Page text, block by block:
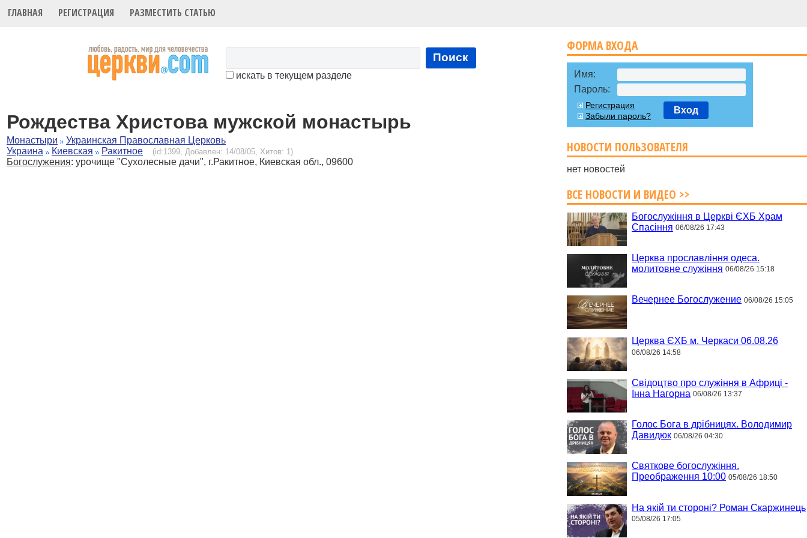
ГЛАВНАЯ РЕГИСТРАЦИЯ РАЗМЕСТИТЬ СТАТЬЮ
Поиск
искать в текущем разделе
Рождества Христова мужской монастырь
Монастыри
Украинская Православная Церковь
Украина
Киевская Ракитное (id:1399, Добавлен: 14/08/05, Хитов: 1)
Богослужения: урочище "Сухолесные дачи", г.Ракитное, Киевская обл., 09600
ФОРМА ВХОДА
Имя:
Пароль:
Регистрация
Забыли пароль?
Вход
НОВОСТИ ПОЛЬЗОВАТЕЛЯ
нет новостей
ВСЕ НОВОСТИ И ВИДЕО >>
Богослужіння в Церкві ЄХБ Храм
Спасіння 06/08/26 17:43
Церква прославління одеса.
молитовне служіння 06/08/26 15:18
Вечернее Богослужение 06/08/26 15:05
Церква ЄХБ м. Черкаси 06.08.26
06/08/26 14:58
Свідоцтво про служіння в Африці -
Інна Нагорна 06/08/26 13:37
Голос Бога в дрібницях. Володимир
Давидюк 06/08/26 04:30
Святкове богослужіння.
Преображення 10:00 05/08/26 18:50
На якій ти стороні? Роман Скаржинець
05/08/26 17:05